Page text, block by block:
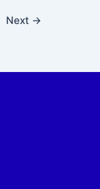
Next →